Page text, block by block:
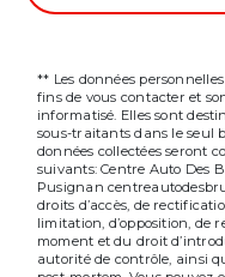
** Les données
fins de vous contacter et
informatisé. Elles sont
sous-traitants dans le seul
données collectées seront
suivants: Centre Auto Des
Pusignan
droits d’accès, de
limitation, d’opposition, de
moment et du droit
autorité de contrôle, ainsi